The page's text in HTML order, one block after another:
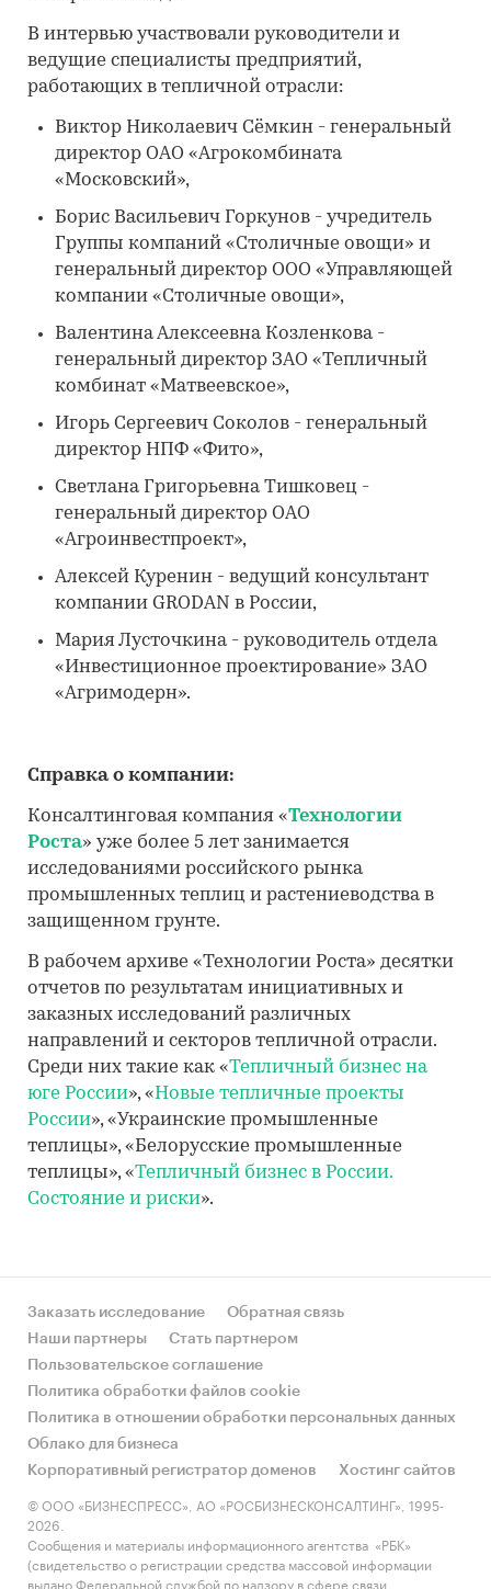
В интервью участвовали руководители и
ведущие специалисты предприятий,
работающих в тепличной отрасли:
Виктор Николаевич Сёмкин - генеральный
директор ОАО «Агрокомбината
«Московский»,
Борис Васильевич Горкунов - учредитель
Группы компаний «Столичные овощи» и
генеральный директор ООО «Управляющей
компании «Столичные овощи»,
Валентина Алексеевна Козленкова -
генеральный директор ЗАО «Тепличный
комбинат «Матвеевское»,
Игорь Сергеевич Соколов - генеральный
директор НПФ «Фито»,
Светлана Григорьевна Тишковец -
генеральный директор ОАО
«Агроинвестпроект»,
Алексей Куренин - ведущий консультант
компании GRODAN в России,
Мария Лусточкина - руководитель отдела
«Инвестиционное проектирование» ЗАО
«Агримодерн».
Справка о компании:
Консалтинговая компания «Технологии
Роста» уже более 5 лет занимается
исследованиями российского рынка
промышленных теплиц и растениеводства в
защищенном грунте.
В рабочем архиве «Технологии Роста» десятки
отчетов по результатам инициативных и
заказных исследований различных
направлений и секторов тепличной отрасли.
Cреди них такие как «Тепличный бизнес на
юге России», «Новые тепличные проекты
России», «Украинские промышленные
теплицы», «Белорусские промышленные
теплицы», «Тепличный бизнес в России.
Состояние и риски».
Заказать исследование
Обратная связь
Наши партнеры
Стать партнером
Пользовательское соглашение
Политика обработки файлов cookie
Политика в отношении обработки персональных данных
Облако для бизнеса
Корпоративный регистратор доменов
Хостинг сайтов
© ООО «БИЗНЕСПРЕСС», АО «РОСБИЗНЕСКОНСАЛТИНГ», 1995-
2026.
Сообщения и материалы информационного агентства «РБК»
(свидетельство о регистрации средства массовой информации
выдано Федеральной службой по надзору в сфере связи,